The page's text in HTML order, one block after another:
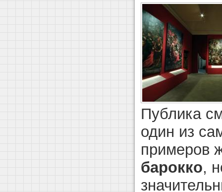
Публика
один из
примеров
барокко,